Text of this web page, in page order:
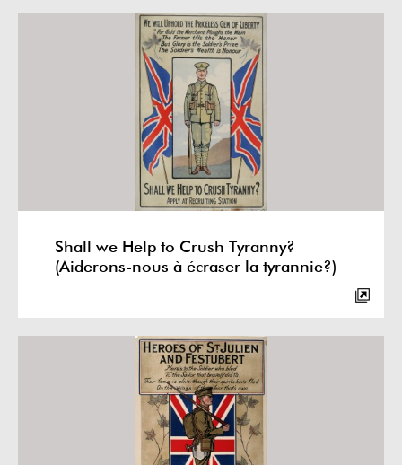
Shall we Help to Crush Tyranny?
(Aiderons-nous à écraser la tyrannie?)